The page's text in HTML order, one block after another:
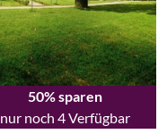
50% sparen
nur noch 4 Verfügbar